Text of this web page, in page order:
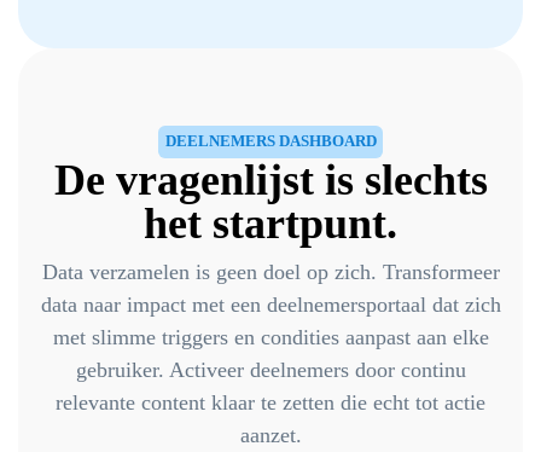
DEELNEMERS DASHBOARD
De vragenlijst is slechts
het startpunt.
Data verzamelen is geen doel op zich. Transformeer
data naar impact met een deelnemersportaal dat zich
met slimme triggers en condities aanpast aan elke
gebruiker. Activeer deelnemers door continu
relevante content klaar te zetten die echt tot actie
aanzet.